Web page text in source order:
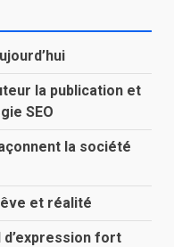
la publication et
SEO
la société
et réalité
fort